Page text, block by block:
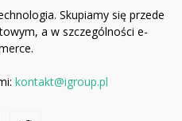
Skupiamy się przede
a w szczególności e-
kontakt@igroup.pl